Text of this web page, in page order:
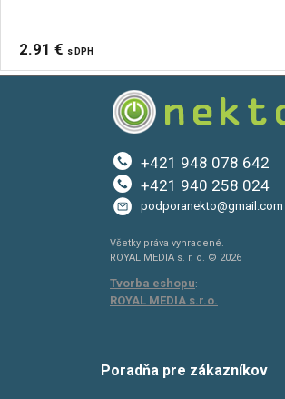
2.91 € s DPH
+421 948 078 642
+421 940 258 024
podporanekto@gmail.com
Všetky práva vyhradené.
ROYAL MEDIA s. r. o. © 2026
Tvorba eshopu:
ROYAL MEDIA s.r.o.
Poradňa pre zákazníkov